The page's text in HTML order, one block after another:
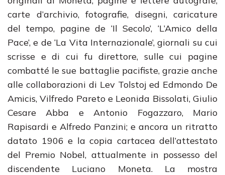
carte d’archivio, fotografie, disegni, caricature
del tempo, pagine de ‘Il Secolo’, ‘L’Amico della
Pace’, e de ‘La Vita Internazionale’, giornali su cui
scrisse e di cui fu direttore, sulle cui pagine
combatté le sue battaglie pacifiste, grazie anche
alle collaborazioni di Lev Tolstoj ed Edmondo De
Amicis, Vilfredo Pareto e Leonida Bissolati, Giulio
Cesare Abba e Antonio Fogazzaro, Mario
Rapisardi e Alfredo Panzini; e ancora un ritratto
datato 1906 e la copia cartacea dell’attestato
del Premio Nobel, attualmente in possesso del
discendente Luciano Moneta. La mostra